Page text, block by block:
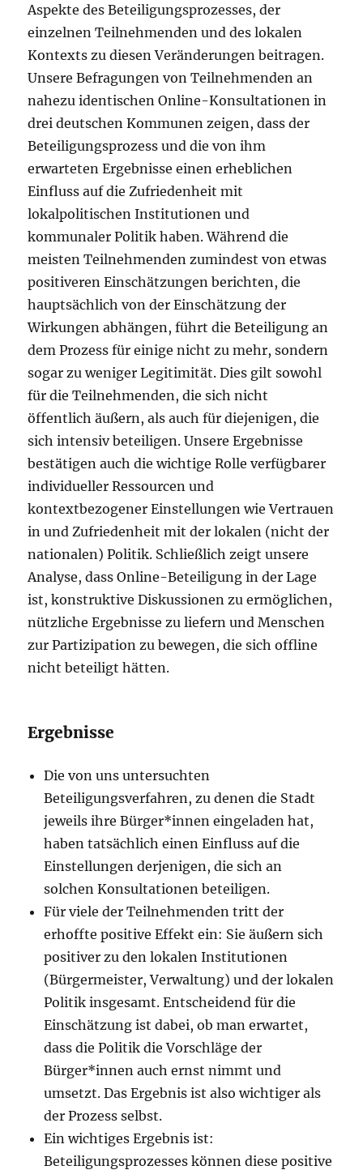
Aspekte des Beteiligungsprozesses, der
einzelnen Teilnehmenden und des lokalen
Kontexts zu diesen Veränderungen beitragen.
Unsere Befragungen von Teilnehmenden an
nahezu identischen Online-Konsultationen in
drei deutschen Kommunen zeigen, dass der
Beteiligungsprozess und die von ihm
erwarteten Ergebnisse einen erheblichen
Einfluss auf die Zufriedenheit mit
lokalpolitischen Institutionen und
kommunaler Politik haben. Während die
meisten Teilnehmenden zumindest von etwas
positiveren Einschätzungen berichten, die
hauptsächlich von der Einschätzung der
Wirkungen abhängen, führt die Beteiligung an
dem Prozess für einige nicht zu mehr, sondern
sogar zu weniger Legitimität. Dies gilt sowohl
für die Teilnehmenden, die sich nicht
öffentlich äußern, als auch für diejenigen, die
sich intensiv beteiligen. Unsere Ergebnisse
bestätigen auch die wichtige Rolle verfügbarer
individueller Ressourcen und
kontextbezogener Einstellungen wie Vertrauen
in und Zufriedenheit mit der lokalen (nicht der
nationalen) Politik. Schließlich zeigt unsere
Analyse, dass Online-Beteiligung in der Lage
ist, konstruktive Diskussionen zu ermöglichen,
nützliche Ergebnisse zu liefern und Menschen
zur Partizipation zu bewegen, die sich offline
nicht beteiligt hätten.
Ergebnisse
Die von uns untersuchten
Beteiligungsverfahren, zu denen die Stadt
jeweils ihre Bürger*innen eingeladen hat,
haben tatsächlich einen Einfluss auf die
Einstellungen derjenigen, die sich an
solchen Konsultationen beteiligen.
Für viele der Teilnehmenden tritt der
erhoffte positive Effekt ein: Sie äußern sich
positiver zu den lokalen Institutionen
(Bürgermeister, Verwaltung) und der lokalen
Politik insgesamt. Entscheidend für die
Einschätzung ist dabei, ob man erwartet,
dass die Politik die Vorschläge der
Bürger*innen auch ernst nimmt und
umsetzt. Das Ergebnis ist also wichtiger als
der Prozess selbst.
Ein wichtiges Ergebnis ist:
Beteiligungsprozesses können diese positive